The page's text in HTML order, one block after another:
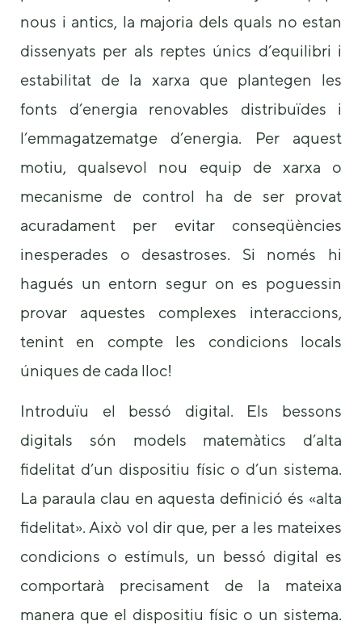
nous i antics, la majoria dels quals no estan
dissenyats per als reptes únics d’equilibri i
estabilitat de la xarxa que plantegen les
fonts d’energia renovables distribuïdes i
l’emmagatzematge d’energia. Per aquest
motiu, qualsevol nou equip de xarxa o
mecanisme de control ha de ser provat
acuradament per evitar conseqüències
inesperades o desastroses. Si només hi
hagués un entorn segur on es poguessin
provar aquestes complexes interaccions,
tenint en compte les condicions locals
úniques de cada lloc!
Introduïu el bessó digital. Els bessons
digitals són models matemàtics d’alta
fidelitat d’un dispositiu físic o d’un sistema.
La paraula clau en aquesta definició és «alta
fidelitat». Això vol dir que, per a les mateixes
condicions o estímuls, un bessó digital es
comportarà precisament de la mateixa
manera que el dispositiu físic o un sistema.
visit. If you
cookies,
functionality
will
from the
By sharing
interests and
you visit our
site, you
increase the
chance of